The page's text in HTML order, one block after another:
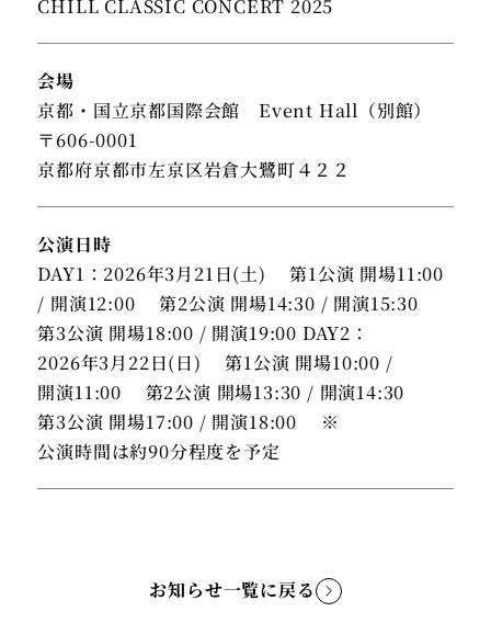
CHILL CLASSIC CONCERT 2025
会場
京都・国立京都国際会館 Event Hall（別館）
〒606-0001
京都府京都市左京区岩倉大鷺町４２２
公演日時
DAY1：2026年3月21日(土) 第1公演 開場11:00
/ 開演12:00 第2公演 開場14:30 / 開演15:30
第3公演 開場18:00 / 開演19:00 DAY2：
2026年3月22日(日) 第1公演 開場10:00 /
開演11:00 第2公演 開場13:30 / 開演14:30
第3公演 開場17:00 / 開演18:00 ※
公演時間は約90分程度を予定
お知らせ一覧に戻る